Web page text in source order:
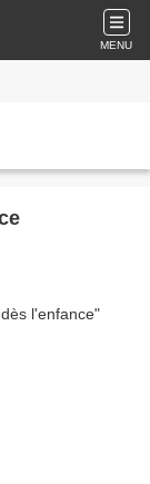
MENU